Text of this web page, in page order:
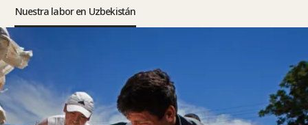
Nuestra labor en Uzbekistán